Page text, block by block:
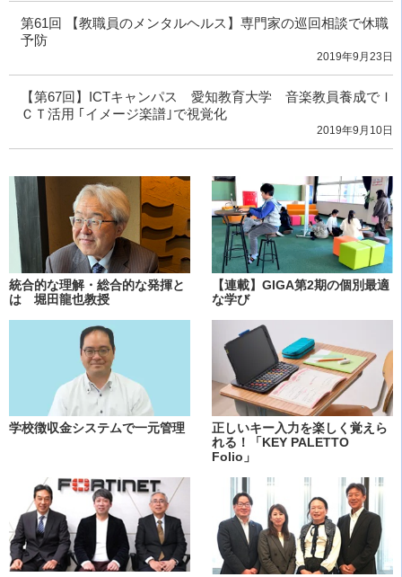
第61回 【教職員のメンタルヘルス】専門家の巡回相談で休職
予防
2019年9月23日
【第67回】ICTキャンパス 愛知教育大学 音楽教員養成でＩ
ＣＴ活用 ｢イメージ楽譜｣で視覚化
2019年9月10日
統合的な理解・総合的な発揮と
は 堀田龍也教授
【連載】GIGA第2期の個別最適
な学び
学校徴収金システムで一元管理
正しいキー入力を楽しく覚えら
れる！「KEY PALETTO
Folio」